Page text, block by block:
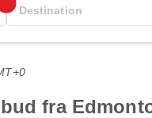
fra